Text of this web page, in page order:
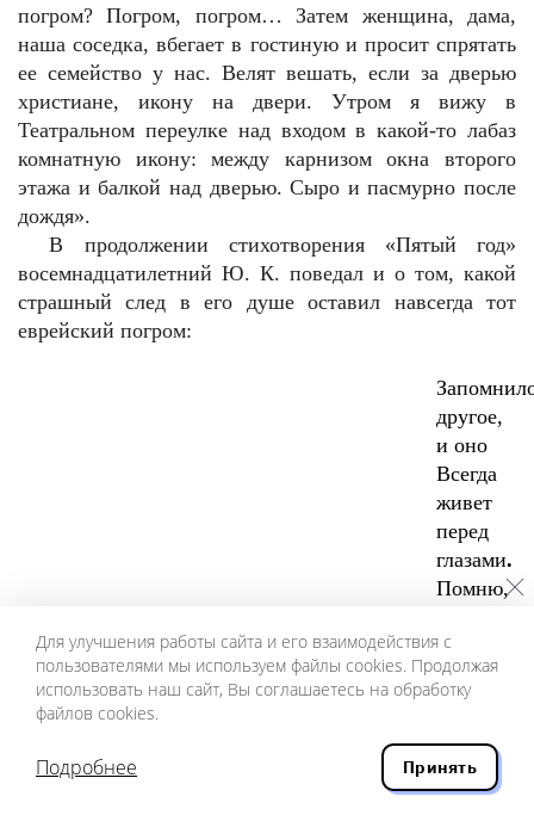
погром? Погром, погром… Затем женщина, дама,
наша соседка, вбегает в гостиную и просит спрятать
ее семейство у нас. Велят вешать, если за дверью
христиане, икону на двери. Утром я вижу в
Театральном переулке над входом в какой-то лабаз
комнатную икону: между карнизом окна второго
этажа и балкой над дверью. Сыро и пасмурно после
дождя».
В продолжении стихотворения «Пятый год»
восемнадцатилетний Ю. К. поведал и о том, какой
страшный след в его душе оставил навсегда тот
еврейский погром:
другое,
и оно
Всегда
живет
перед
глазами.
Помню,
нам
повесить
над
Иконы…
Мне
Для улучшения работы сайта и его взаимодействия с
пользователями мы используем файлы cookies. Продолжая
использовать наш сайт, Вы соглашаетесь на обработку
файлов cookies.
Подробнее Принять